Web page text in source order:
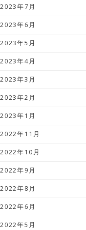
2023年7月
2023年6月
2023年5月
2023年4月
2023年3月
2023年2月
2023年1月
2022年11月
2022年10月
2022年9月
2022年8月
2022年6月
2022年5月